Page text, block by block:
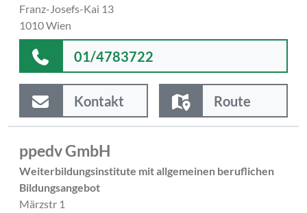
Franz-Josefs-Kai 13
1010 Wien
01/4783722
Kontakt Route
ppedv GmbH
Weiterbildungsinstitute mit allgemeinen beruflichen
Bildungsangebot
Märzstr 1